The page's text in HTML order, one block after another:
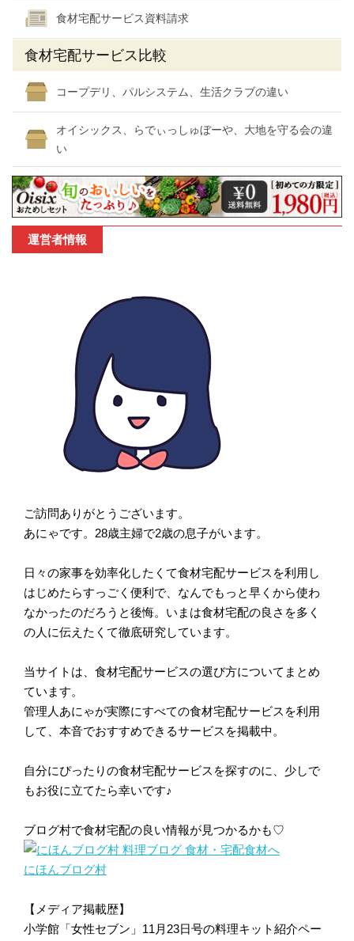
食材宅配サービス資料請求
食材宅配サービス比較
コープデリ、パルシステム、生活クラブの違い
オイシックス、らでぃっしゅぼーや、大地を守る会の違
い
運営者情報
ご訪問ありがとうございます。
あにゃです。28歳主婦で2歳の息子がいます。
日々の家事を効率化したくて食材宅配サービスを利用し
はじめたらすっごく便利で、なんでもっと早くから使わ
なかったのだろうと後悔。いまは食材宅配の良さを多く
の人に伝えたくて徹底研究しています。
当サイトは、食材宅配サービスの選び方についてまとめ
ています。
管理人あにゃが実際にすべての食材宅配サービスを利用
して、本音でおすすめできるサービスを掲載中。
自分にぴったりの食材宅配サービスを探すのに、少しで
もお役に立てたら幸いです♪
ブログ村で食材宅配の良い情報が見つかるかも♡
にほんブログ村
【メディア掲載歴】
小学館「女性セブン」11月23日号の料理キット紹介ペー